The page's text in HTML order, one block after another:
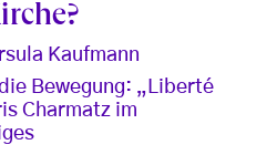
Kaufmann
Bewegung: „Liberté
Charmatz im